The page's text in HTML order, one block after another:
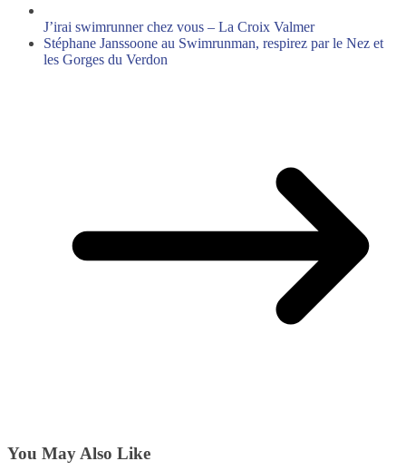
J’irai swimrunner chez vous – La Croix Valmer
Stéphane Janssoone au Swimrunman, respirez par le Nez et
les Gorges du Verdon
You May Also Like